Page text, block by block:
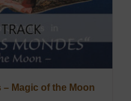
– Magic of the Moon